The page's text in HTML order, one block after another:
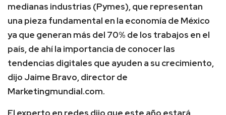
medianas industrias (Pymes), que representan
una pieza fundamental en la economía de México
ya que generan más del 70% de los trabajos en el
país, de ahí la importancia de conocer las
tendencias digitales que ayuden a su crecimiento,
dijo Jaime Bravo, director de
Marketingmundial.com.
El experto en redes dijo que este año estará